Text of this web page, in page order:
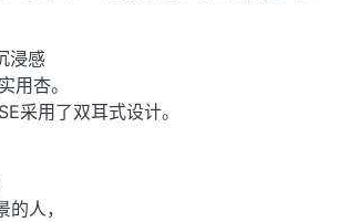
浸感
用杏。
采用了双耳式设计。
人，